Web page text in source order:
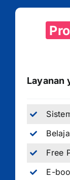
Layanan
Free
E-